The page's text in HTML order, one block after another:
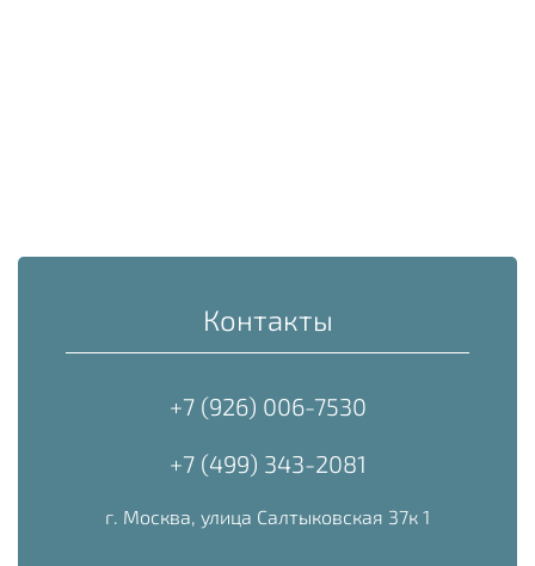
Контакты
+7 (926) 006-7530
+7 (499) 343-2081
г. Москва, улица Салтыковская 37к 1